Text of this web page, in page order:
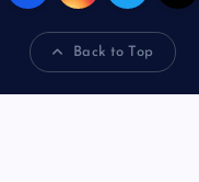
Back to Top